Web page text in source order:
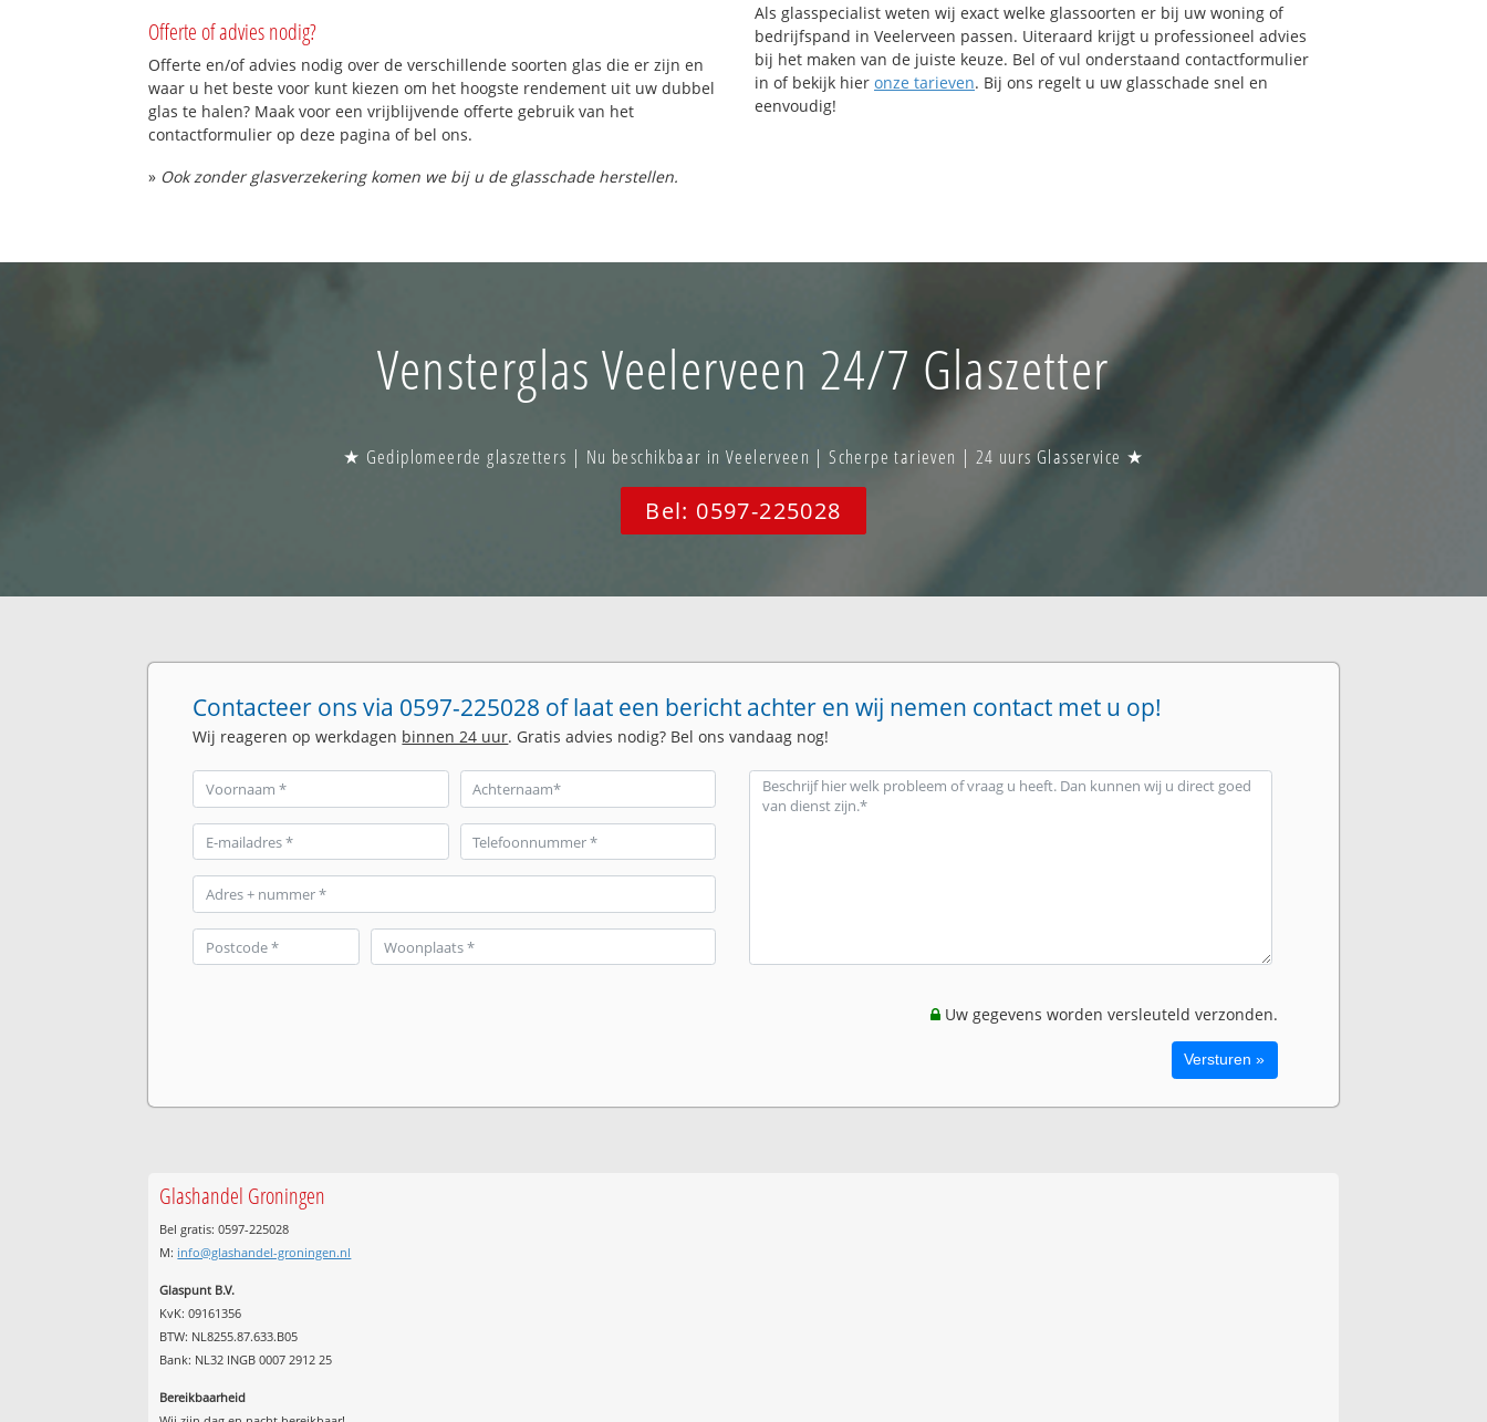
Offerte of advies nodig?
Offerte en/of advies nodig over de verschillende soorten glas die er zijn en
waar u het beste voor kunt kiezen om het hoogste rendement uit uw dubbel
glas te halen? Maak voor een vrijblijvende offerte gebruik van het
contactformulier op deze pagina of bel ons.
» Ook zonder glasverzekering komen we bij u de glasschade herstellen.
Als glasspecialist weten wij exact welke glassoorten er bij uw woning of
bedrijfspand in Veelerveen passen. Uiteraard krijgt u professioneel advies
bij het maken van de juiste keuze. Bel of vul onderstaand contactformulier
in of bekijk hier onze tarieven. Bij ons regelt u uw glasschade snel en
eenvoudig!
Vensterglas Veelerveen 24/7 Glaszetter
★ Gediplomeerde glaszetters | Nu beschikbaar in Veelerveen | Scherpe tarieven | 24 uurs Glasservice ★
Bel: 0597-225028
Contacteer ons via 0597-225028 of laat een bericht achter en wij nemen contact met u op!
Wij reageren op werkdagen binnen 24 uur. Gratis advies nodig? Bel ons vandaag nog!
Uw gegevens worden versleuteld verzonden.
Glashandel Groningen
Bel gratis: 0597-225028
M: info@glashandel-groningen.nl
Glaspunt B.V.
KvK: 09161356
BTW: NL8255.87.633.B05
Bank: NL32 INGB 0007 2912 25
Bereikbaarheid